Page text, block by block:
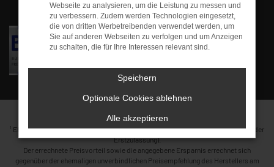
1 Ehemaliger Neupreis (Unverbindliche Preisempfehlung des Herstellers am Tag der
Erstzulassung).
Der errechnete Preisvorteil sowie die angegebene Ersparnis errechnet sich
gegenüber der ehemaligen unverbindlichen Preisempfehlung des Herstellers am
Webseite zu analysieren, um die Leistung zu messen und
zu verbessern. Zudem werden Technologien eingesetzt,
die von dritten Werbetreibenden verwendet werden, um
Sie auf anderen Webseiten zu verfolgen und um Anzeigen
zu schalten, die für Ihre Interessen relevant sind.
Speichern
Optionale Cookies ablehnen
Alle akzeptieren